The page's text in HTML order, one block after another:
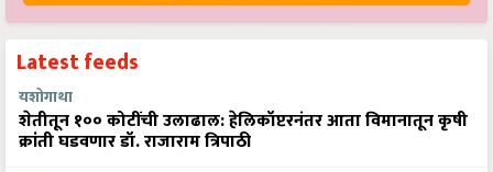
Latest feeds
यशोगाथा
शेतीतून १०० कोटींची उलाढाल: हेलिकॉप्टरनंतर आता विमानातून कृषी
क्रांती घडवणार डॉ. राजाराम त्रिपाठी